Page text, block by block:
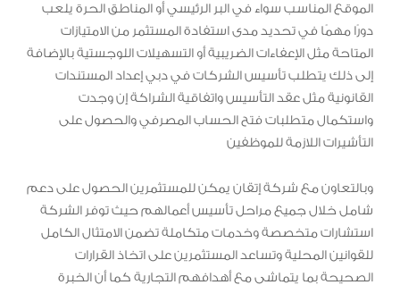
الموقع المناسب سواء في البر الرئيسي أو المناطق الحرة يلعب
دورًا مهمًا في تحديد مدى استفادة المستثمر من الامتيازات
المتاحة مثل الإعفاءات الضريبية أو التسهيلات اللوجستية بالإضافة
إلى ذلك يتطلب تأسيس الشركات في دبي إعداد المستندات
القانونية مثل عقد التأسيس واتفاقية الشراكة إن وجدت
واستكمال متطلبات فتح الحساب المصرفي والحصول على
التأشيرات اللازمة للموظفين
وبالتعاون مع شركة إتقان يمكن للمستثمرين الحصول على دعم
شامل خلال جميع مراحل تأسيس أعمالهم حيث توفر الشركة
استشارات متخصصة وخدمات متكاملة تضمن الامتثال الكامل
للقوانين المحلية وتساعد المستثمرين على اتخاذ القرارات
الصحيحة بما يتماشى مع أهدافهم التجارية كما أن الخبرة